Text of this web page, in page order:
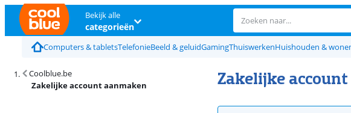
Bekijk alle
categorieën
Computers & tabletsTelefonieBeeld & geluidGamingThuiswerkenHuishouden &
Coolblue.be
Zakelijke account aanmaken
Zakelijke